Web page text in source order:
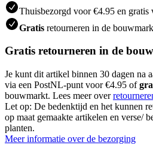
Thuisbezorgd voor €4.95 en gratis
Gratis retourneren in de
Gratis retourneren in de
Je kunt dit artikel binnen 30 dagen na
via een PostNL-punt voor €4.95 of
bouwmarkt. Lees meer over
Let op: De bedenktijd en het kunnen
op maat gemaakte artikelen en verse/
planten.
Meer informatie over de bezorging